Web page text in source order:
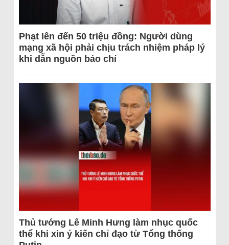
Phạt lên đến 50 triệu đồng: Người dùng
mạng xã hội phải chịu trách nhiệm pháp lý
khi dẫn nguồn báo chí
Thủ tướng Lê Minh Hưng làm nhục quốc
thể khi xin ý kiến chỉ đạo từ Tổng thống